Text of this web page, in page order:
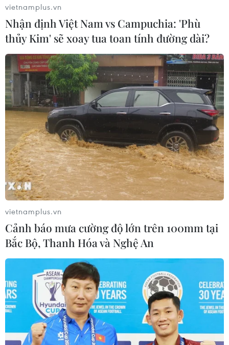
vietnamplus.vn
Nhận định Việt Nam vs Campuchia: 'Phù
thủy Kim' sẽ xoay tua toan tính đường dài?
vietnamplus.vn
Cảnh báo mưa cường độ lớn trên 100mm tại
Bắc Bộ, Thanh Hóa và Nghệ An